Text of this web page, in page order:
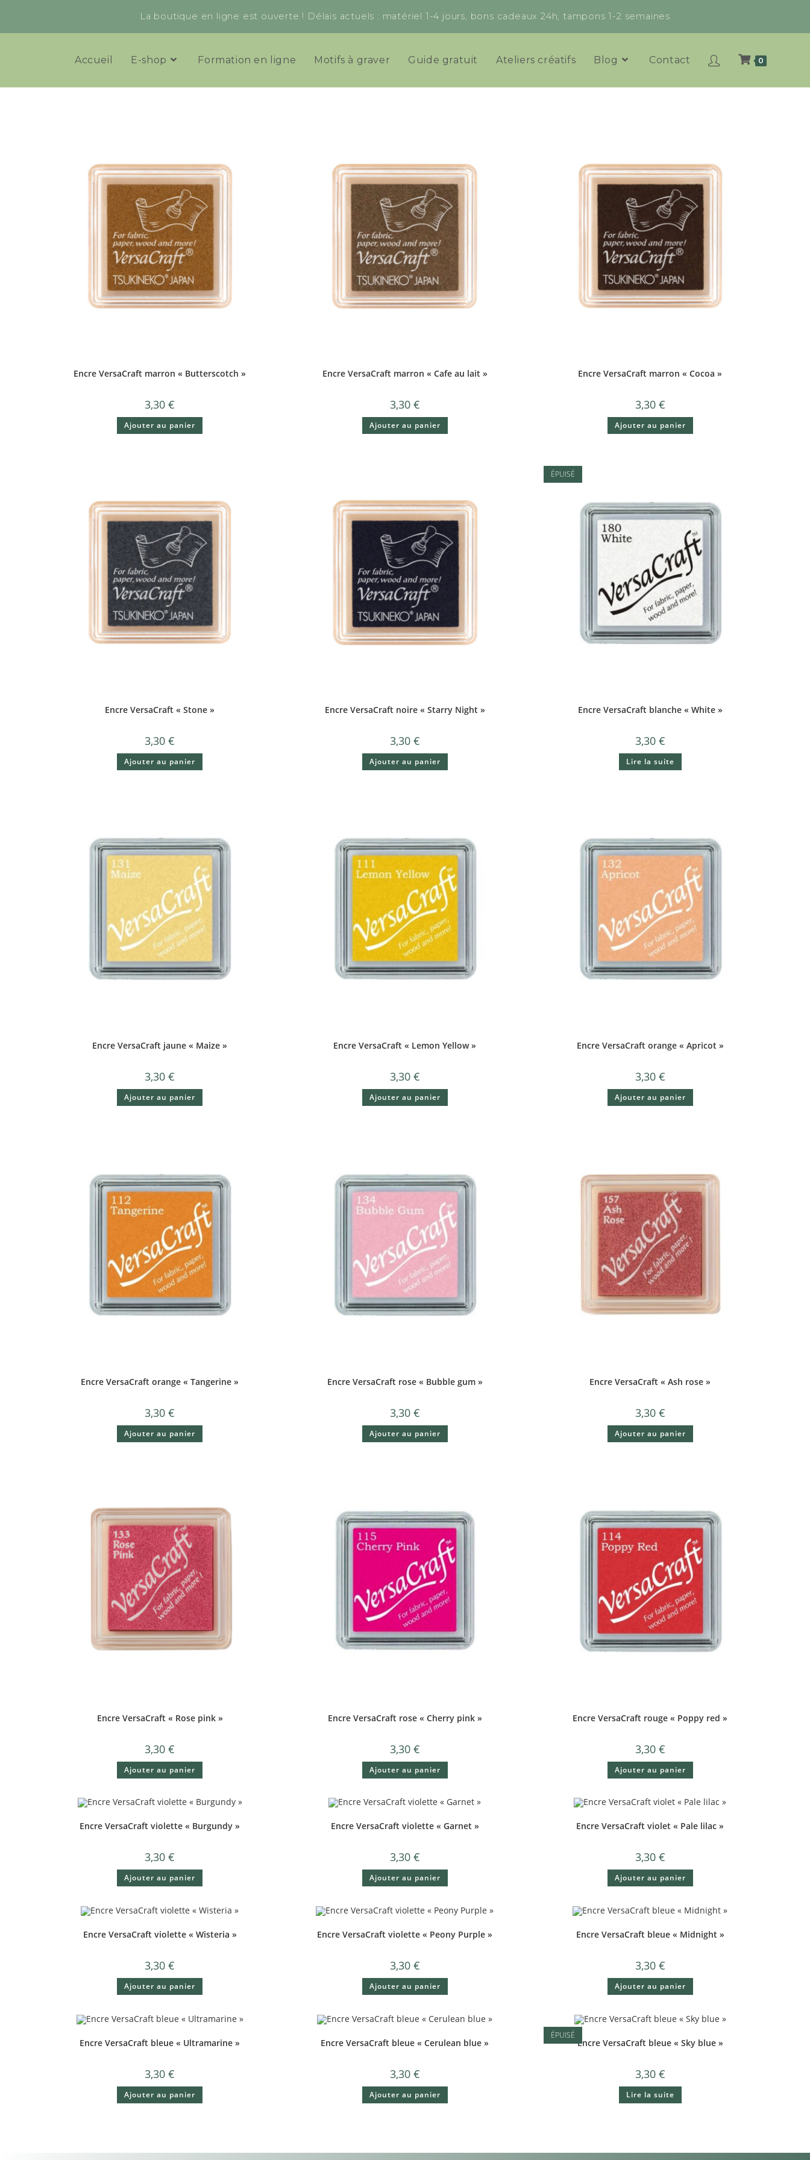
La boutique en ligne est ouverte ! Délais actuels : matériel 1-4 jours, bons cadeaux 24h, tampons 1-2 semaines
Accueil E-shop Formation en ligne Motifs à graver Guide gratuit Ateliers créatifs Blog Contact 0
Encre VersaCraft marron « Butterscotch »
3,30€
Ajouter au panier
Encre VersaCraft marron « Cafe au lait »
3,30 €
Ajouter au panier
Encre VersaCraft marron « Cocoa »
3,30 €
Ajouter au panier
Encre VersaCraft « Stone »
3,30€
Ajouter au panier
Encre VersaCraft noire « Starry Night »
3,30 €
Ajouter au panier
ÉPUISÉ
Encre VersaCraft blanche « White »
3,30 €
Lire la suite
Encre VersaCraft jaune « Maize »
3,30€
Ajouter au panier
Encre VersaCraft « Lemon Yellow »
3,30 €
Ajouter au panier
Encre VersaCraft orange « Apricot »
3,30 €
Ajouter au panier
Encre VersaCraft orange « Tangerine »
3,30€
Ajouter au panier
Encre VersaCraft rose « Bubble gum »
3,30 €
Ajouter au panier
Encre VersaCraft « Ash rose »
3,30 €
Ajouter au panier
Encre VersaCraft « Rose pink »
3,30€
Ajouter au panier
Encre VersaCraft rose « Cherry pink »
3,30 €
Ajouter au panier
Encre VersaCraft rouge « Poppy red »
3,30 €
Ajouter au panier
Encre VersaCraft violette « Burgundy »
3,30€
Ajouter au panier
Encre VersaCraft violette « Garnet »
3,30 €
Ajouter au panier
Encre VersaCraft violet « Pale lilac »
3,30 €
Ajouter au panier
Encre VersaCraft violette « Wisteria »
3,30€
Ajouter au panier
Encre VersaCraft violette « Peony Purple »
3,30 €
Ajouter au panier
Encre VersaCraft bleue « Midnight »
3,30 €
Ajouter au panier
Encre VersaCraft bleue « Ultramarine »
3,30€
Ajouter au panier
Encre VersaCraft bleue « Cerulean blue »
3,30 €
Ajouter au panier
ÉPUISÉ
Encre VersaCraft bleue « Sky blue »
3,30 €
Lire la suite